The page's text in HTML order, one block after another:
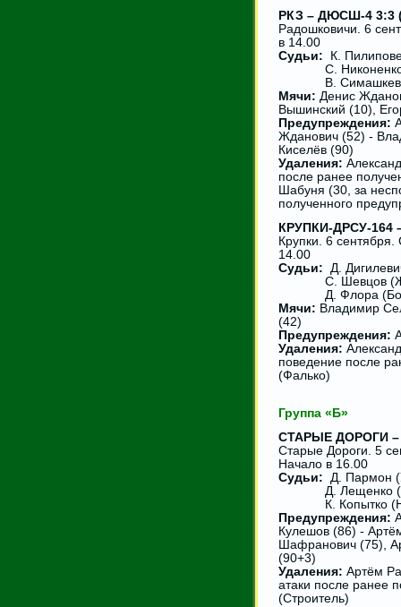
РКЗ – ДЮСШ-4 3:3
Радошковичи. 6
в 14.00
Судьи: К.
С. Никоненко
В. Симашкевич
Мячи: Денис
Вышинский (10),
Предупреждения:
Жданович (52) -
Киселёв (90)
Удаления:
после ранее
Шабуня (30, за
полученного
КРУПКИ-ДРСУ-164
Крупки. 6
14.00
Судьи: Д.
С. Шевцов
Д. Флора
Мячи: Владимир
(42)
Предупреждения:
Удаления:
поведение после
(Фалько)
Группа «Б»
СТАРЫЕ ДОРОГИ –
Старые Дороги. 5
Начало в 16.00
Судьи: Д. Пармон
Д. Лещенко
К. Копытко
Предупреждения:
Кулешов (86) -
Шафранович (75),
(90+3)
Удаления: Артём
атаки после ранее
(Строитель)